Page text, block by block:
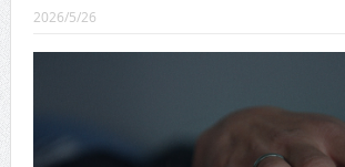
CINEMA×STYLE 289号
CINEMA×STYLE 288号
CINEMA×STYLE 286号
2026/5/26